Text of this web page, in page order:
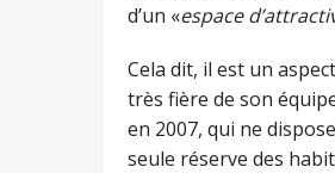
d’un «espace
Cela dit, il est un
très fière de son
en 2007, qui ne
seule réserve des